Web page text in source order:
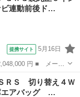
連動前後ド…
提携サイト 5月16日
ード名： ＸＣ Ｐ
動前後ドラレコ Ｅ
ＲＳ 切り替え４Ｗ
エアバッグ …